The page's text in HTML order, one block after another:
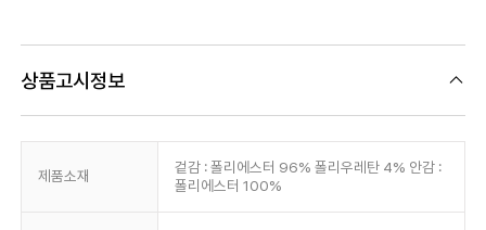
상품고시정보
제품소재
겉감 : 폴리에스터 96% 폴리우레탄 4% 안감 :
폴리에스터 100%